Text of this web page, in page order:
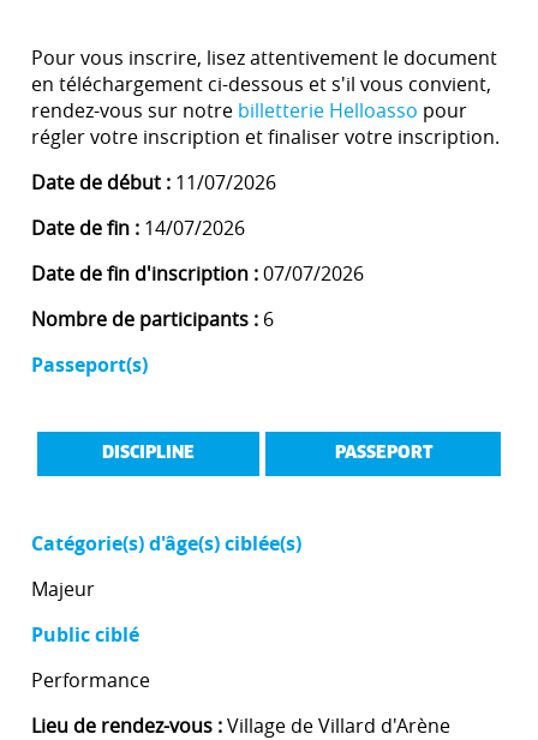
Pour vous inscrire, lisez attentivement le document
en téléchargement ci-dessous et s'il vous convient,
rendez-vous sur notre billetterie Helloasso pour
régler votre inscription et finaliser votre inscription.
Date de début : 11/07/2026
Date de fin : 14/07/2026
Date de fin d'inscription :07/07/2026
Nombre de participants : 6
Passeport(s)
DISCIPLINE PASSEPORT
Catégorie(s) d'âge(s) ciblée(s)
Majeur
Public ciblé
Performance
Lieu de rendez-vous :Village de Villard d'Arène